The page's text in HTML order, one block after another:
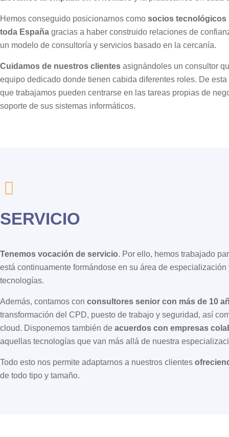
Hemos conseguido posicionarnos como socios tecnológicos
toda España gracias a haber construido relaciones de
un modelo de consultoría y servicios basado en la cercanía.
Cuidamos de nuestros clientes asignándoles un consultor
equipo dedicado donde tienen cabida diferentes roles. De
que trabajamos pueden centrarse en las tareas propias de
soporte de sus sistemas informáticos.
SERVICIO
Tenemos vocación de servicio. Por ello, hemos trabajado
está continuamente formándose en su área de
tecnologías.
Además, contamos con consultores senior con más de 10
transformación del CPD, puesto de trabajo y seguridad, así
cloud. Disponemos también de acuerdos con empresas
aquellas tecnologías que van más allá de nuestra
Todo esto nos permite adaptarnos a nuestros clientes
de todo tipo y tamaño.